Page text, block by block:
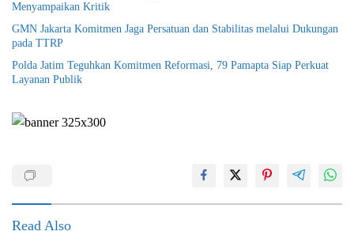
Menyampaikan Kritik
GMN Jakarta Komitmen Jaga Persatuan dan Stabilitas melalui Dukungan
pada TTRP
Polda Jatim Teguhkan Komitmen Reformasi, 79 Pamapta Siap Perkuat
Layanan Publik
Read Also